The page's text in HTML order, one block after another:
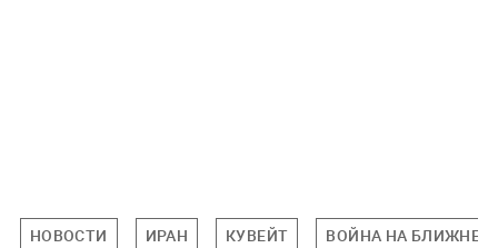
НОВОСТИ ИРАН КУВЕЙТ ВОЙНА НА БЛИЖНЕМ